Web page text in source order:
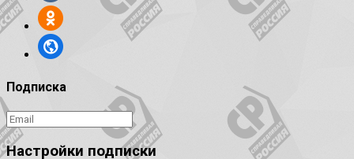
Подписка
Настройки подписки